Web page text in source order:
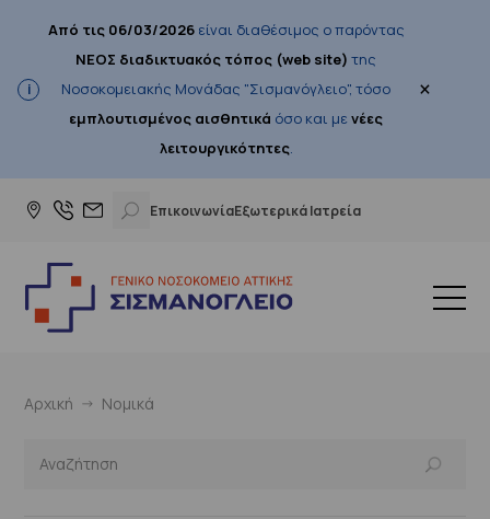
Από τις 06/03/2026είναι διαθέσιμος ο παρόντας
ΝΕΟΣ διαδικτυακός τόπος (web site) της
Νοσοκομειακής Μονάδας "Σισμανόγλειο", τόσο
εμπλουτισμένος αισθητικά όσο και μενέες
λειτουργικότητες.
×
ΕπικοινωνίαΕξωτερικά Ιατρεία
Αρχική Νομικά